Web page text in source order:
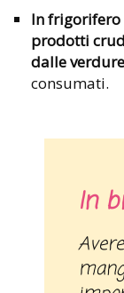
In frigorifero
prodotti
dalle verdure
consumati.
In
Avere ben presente cosa non